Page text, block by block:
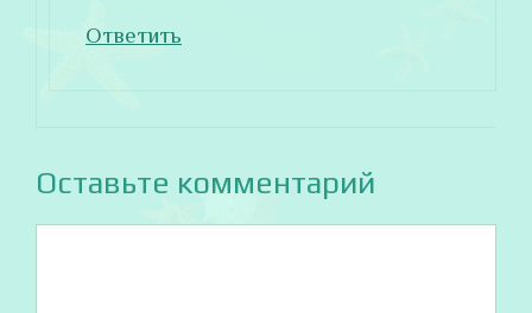
Ответить
Оставьте комментарий